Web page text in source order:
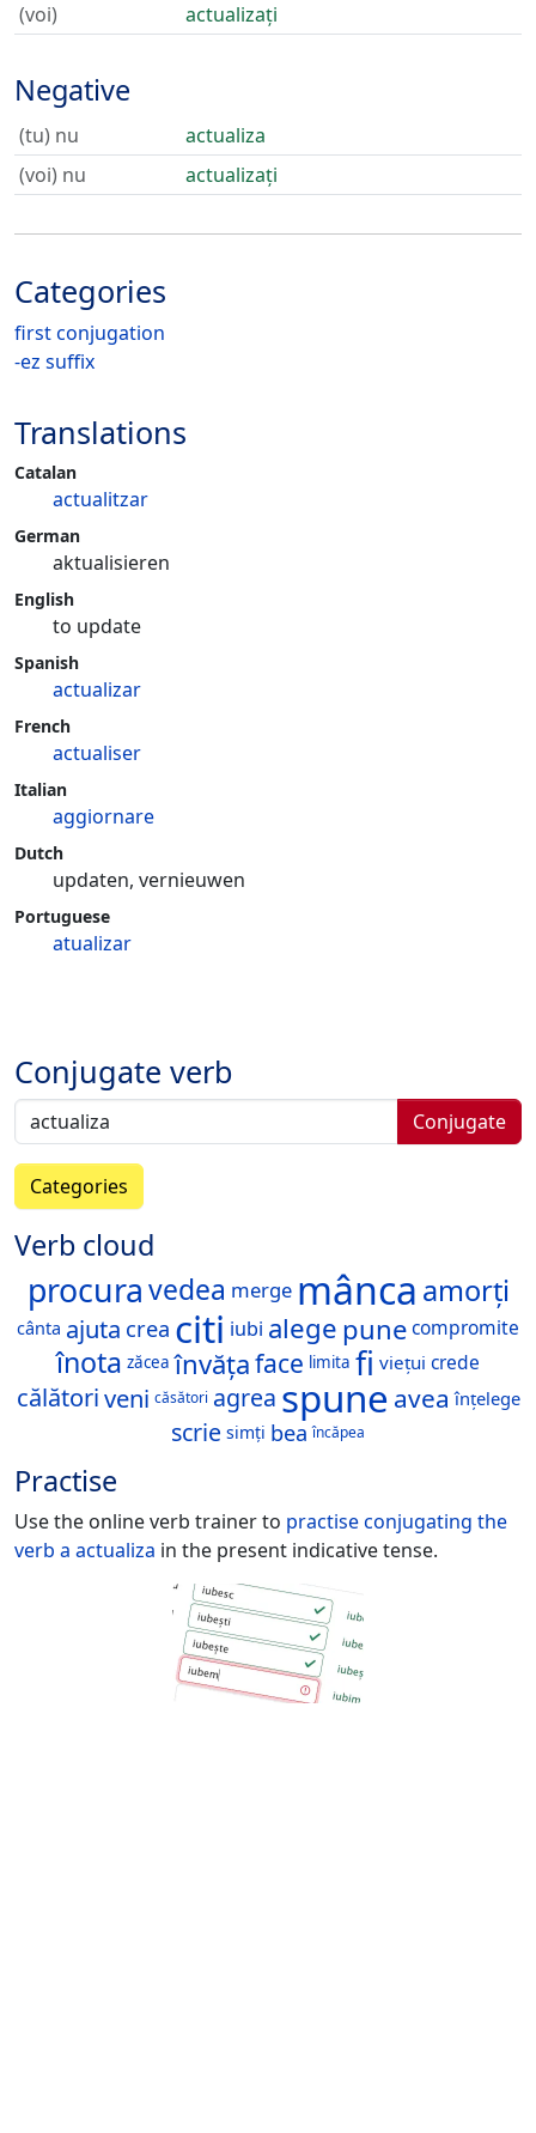
(voi)
actualizați
Negative
(tu) nu
actualiza
(voi) nu
actualizați
Categories
first conjugation
-ez suffix
Translations
Catalan
actualitzar
German
aktualisieren
English
to update
Spanish
actualizar
French
actualiser
Italian
aggiornare
Dutch
updaten, vernieuwen
Portuguese
atualizar
Conjugate verb
Conjugate
Categories
Verb cloud
procuravedea merge mânca amorți
cânta ajuta crea citi iubi alege punecompromite
înota zăcea învățaface limita fi viețui crede
călătoriveni căsători agrea spune avea înțelege
scrie simți bea încăpea
Practise
Use the online verb trainer to practise conjugating the
verb a actualiza in the present indicative tense.